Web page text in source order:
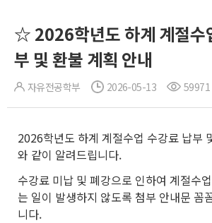
☆ 2026학년도 하계 계절수
부 및 환불 계획 안내
자유전공학부 2026-05-13 59971
2026학년도 하계 계절수업 수강료 납부
와 같이 알려드립니다.
수강료 미납 및 폐강으로 인하여 계절수
는 일이 발생하지 않도록 첨부 안내문 꼼
니다.